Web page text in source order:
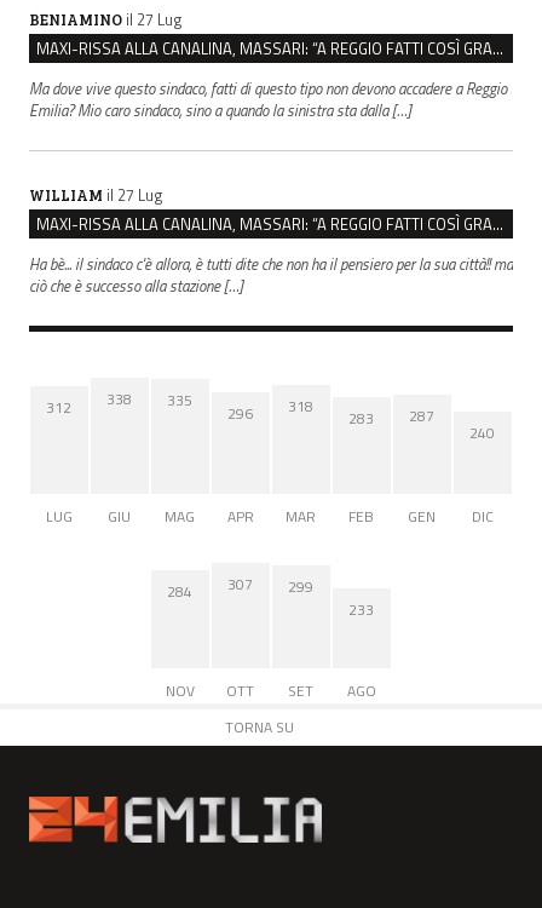
BENIAMINO il 27 Lug
MAXI-RISSA ALLA CANALINA, MASSARI: “A REGGIO FATTI COSÌ GRAVI NON DEVONO TROVARE SPAZIO”
Ma dove vive questo sindaco, fatti di questo tipo non devono accadere a Reggio
Emilia? Mio caro sindaco, sino a quando la sinistra sta dalla […]
WILLIAM il 27 Lug
MAXI-RISSA ALLA CANALINA, MASSARI: “A REGGIO FATTI COSÌ GRAVI NON DEVONO TROVARE SPAZIO”
Ha bè... il sindaco c'è allora, è tutti dite che non ha il pensiero per la sua città!! ma
ciò che è successo alla stazione […]
312
LUG
338
GIU
335
MAG
296
APR
318
MAR
283
FEB
287
GEN
240
DIC
284
NOV
307
OTT
299
SET
233
AGO
TORNA SU